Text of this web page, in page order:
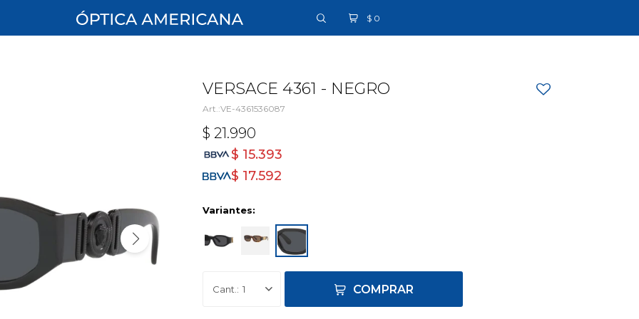
$ 0
VERSACE 4361 - NEGRO
VE-4361536087
$ 21.990
$ 15.393
$ 17.592
Variantes:
1 COMPRAR